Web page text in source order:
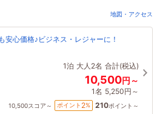
地図・アクセス
安心価格♪ビジネス・レジャーに！
1泊 大人2名 合計(税込)
10,500円～
1名 5,250円～
10,500スコア～ ポイント 2% 210ポイント～